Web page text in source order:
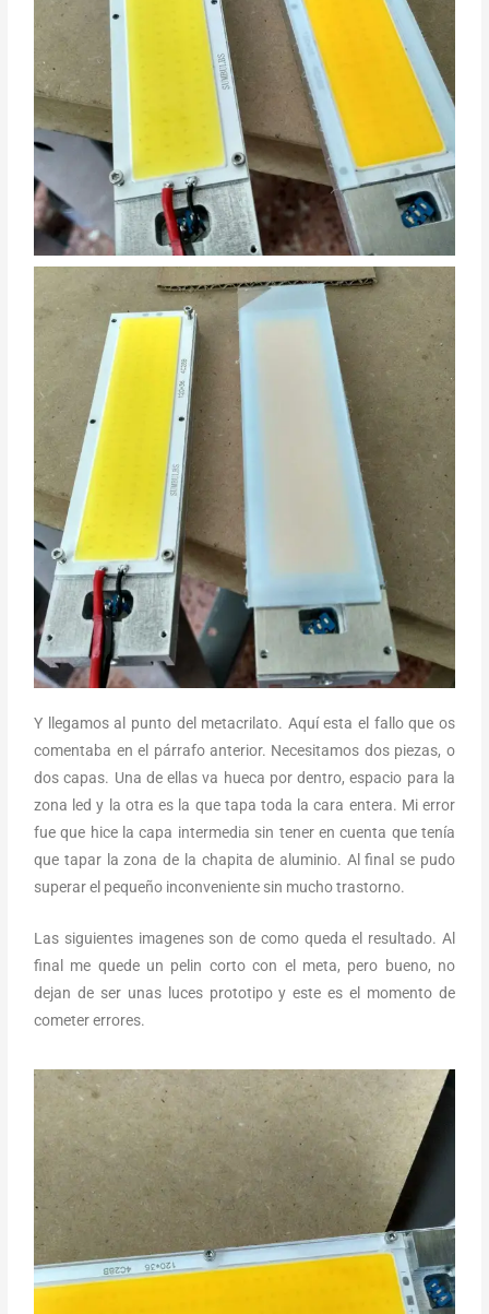
Y llegamos al punto del metacrilato. Aquí esta el fallo que os
comentaba en el párrafo anterior. Necesitamos dos piezas, o
dos capas. Una de ellas va hueca por dentro, espacio para la
zona led y la otra es la que tapa toda la cara entera. Mi error
fue que hice la capa intermedia sin tener en cuenta que tenía
que tapar la zona de la chapita de aluminio. Al final se pudo
superar el pequeño inconveniente sin mucho trastorno.
Las siguientes imagenes son de como queda el resultado. Al
final me quede un pelin corto con el meta, pero bueno, no
dejan de ser unas luces prototipo y este es el momento de
cometer errores.